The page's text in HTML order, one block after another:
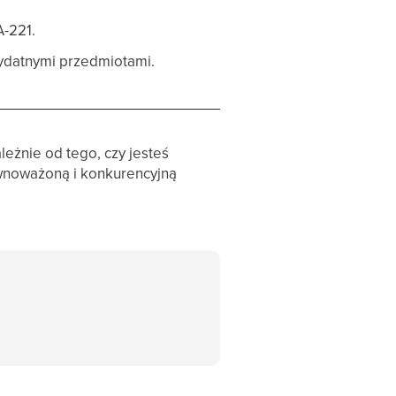
221.
przedmiotami.
od tego, czy jesteś
i konkurencyjną